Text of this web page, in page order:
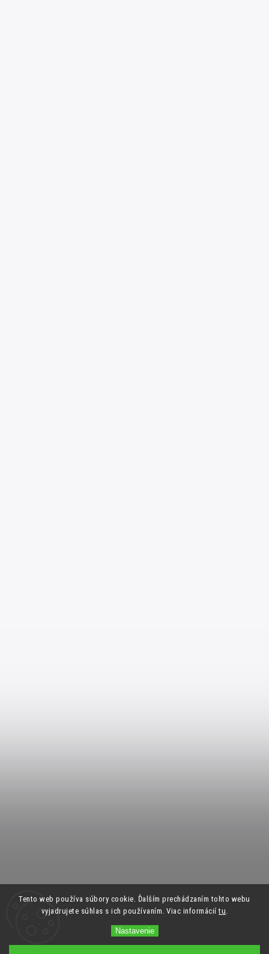
Tento web používa súbory cookie. Ďalším prechádzaním tohto webu
vyjadrujete súhlas s ich používaním. Viac informáciítu.
Nastavenie